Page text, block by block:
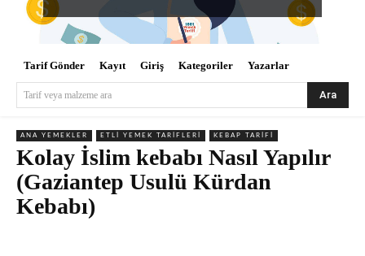
Tarif Gönder Kayıt Giriş Kategoriler Yazarlar
Tarif veya malzeme ara Ara
ANA YEMEKLER ETLI YEMEK TARIFLERI KEBAP TARIFI
Kolay İslim kebabı Nasıl Yapılır
(Gaziantep Usulü Kürdan
Kebabı)